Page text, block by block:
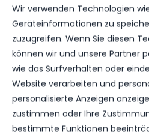
Wir verwenden Technologien
Geräteinformationen zu
zuzugreifen. Wenn Sie diesen
können wir und unsere Partner
wie das Surfverhalten oder
Website verarbeiten und
personalisierte Anzeigen
zustimmen oder Ihre
bestimmte Funktionen
VS.
FSV 63
0 TORE
0 GELBE